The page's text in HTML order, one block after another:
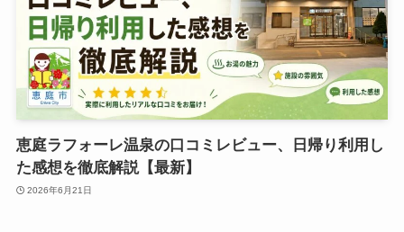
恵庭ラフォーレ温泉の口コミレビュー、日帰り利用し
た感想を徹底解説【最新】
2026年6月21日